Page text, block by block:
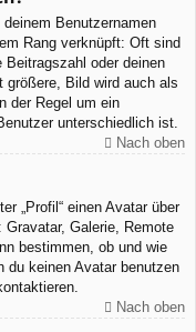
Benutzernamen
Rang verknüpft: Oft sind
oder deinen
größere, Bild wird auch als
der Regel um ein
unterschiedlich ist.
Nach oben
„Profil“ einen Avatar über
Galerie, Remote
bestimmen, ob und wie
du keinen Avatar benutzen
Nach oben